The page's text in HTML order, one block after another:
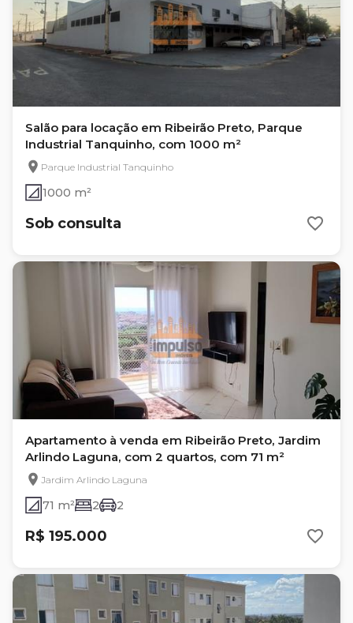
Salão para locação em Ribeirão Preto, Parque
Industrial Tanquinho, com 1000 m²
Parque Industrial Tanquinho
1000 m²
Sob consulta
Apartamento à venda em Ribeirão Preto, Jardim
Arlindo Laguna, com 2 quartos, com 71 m²
Jardim Arlindo Laguna
71 m² 2 2
R$ 195.000